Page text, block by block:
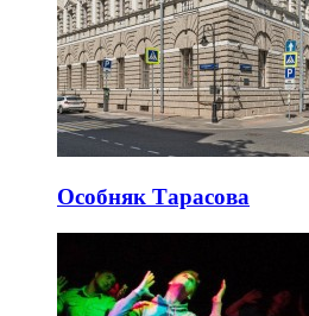
Особняк Тарасова